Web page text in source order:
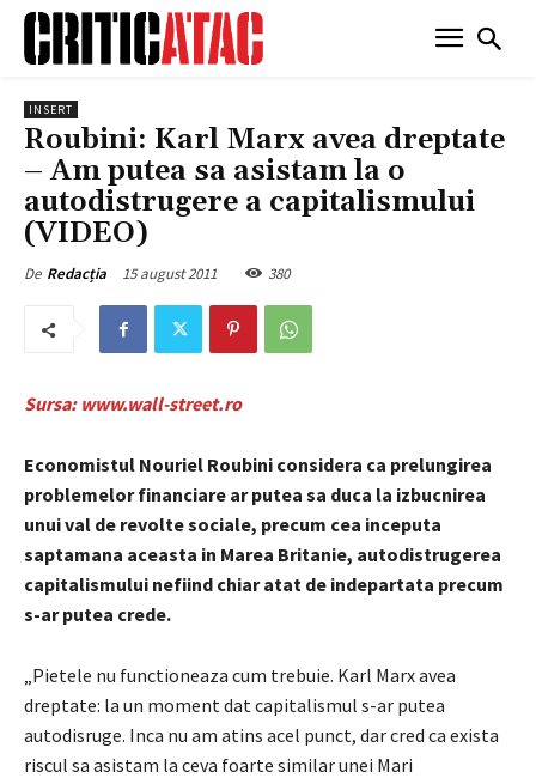
INSERT
Roubini: Karl Marx avea dreptate
– Am putea sa asistam la o
autodistrugere a capitalismului
(VIDEO)
De Redacția 15 august 2011 380
Sursa: www.wall-street.ro
Economistul Nouriel Roubini considera ca prelungirea
problemelor financiare ar putea sa duca la izbucnirea
unui val de revolte sociale, precum cea inceputa
saptamana aceasta in Marea Britanie, autodistrugerea
capitalismului nefiind chiar atat de indepartata precum
s-ar putea crede.
„Pietele nu functioneaza cum trebuie. Karl Marx avea
dreptate: la un moment dat capitalismul s-ar putea
autodisruge. Inca nu am atins acel punct, dar cred ca exista
riscul sa asistam la ceva foarte similar unei Mari